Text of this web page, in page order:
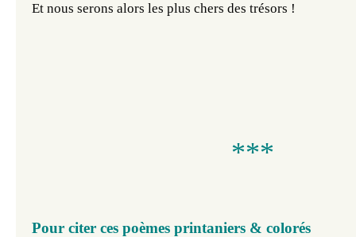
Et nous serons alors les plus chers des trésors !
***
Pour citer ces poèmes printaniers & colorés